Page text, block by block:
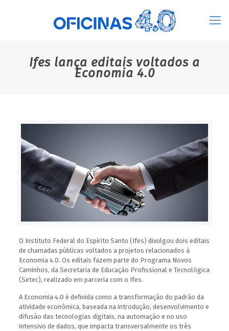
Ifes lança editais voltados a
Economia 4.0
O Instituto Federal do Espírito Santo (Ifes) divulgou dois editais
de chamadas públicas voltados a projetos relacionados à
Economia 4.0. Os editais fazem parte do Programa Novos
Caminhos, da Secretaria de Educação Profissional e Tecnológica
(Setec), realizado em parceria com o Ifes.
A Economia 4.0 é definida como a transformação do padrão da
atividade econômica, baseada na introdução, desenvolvimento e
difusão das tecnologias digitais, na automação e no uso
intensivo de dados, que impacta transversalmente os três